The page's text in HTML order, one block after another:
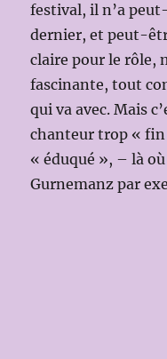
festival, il n’a
dernier, et peut-
claire pour le rôle,
fascinante, tout
qui va avec. Mais
chanteur trop «
« éduqué », – là
Gurnemanz par